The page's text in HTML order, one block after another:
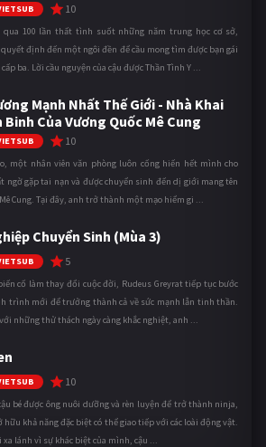
10
qua 100 lần thất tình suốt những năm trung học cơ sở,
quyết định đến một ngôi đền để cầu mong tìm được bạn gái
ba. Lời cầu nguyện của cậu được Thần Tình Y ...
Mạnh Nhất Thế Giới - Nhà Khai
Binh Của Vương Quốc Mê Cung
10
một nhân viên văn phòng luôn cống hiến hết mình cho
ngờ gặp tai nạn và được chuyển sinh đến dị giới mang tên
Cung. Tại đây, anh trở thành một mạo hiểm gi ...
Chuyển Sinh (Mùa 3)
5
cố làm thay đổi cuộc đời, Rudeus Greyrat tiếp tục bước
trình mới để trưởng thành cả về sức mạnh lẫn tinh thần.
những thử thách ngày càng khắc nghiệt, anh ...
10
bé được ông nuôi dưỡng và rèn luyện để trở thành ninja,
khả năng đặc biệt có thể giao tiếp với các loài động vật.
lánh vì sự khác biệt của mình, cậu ...